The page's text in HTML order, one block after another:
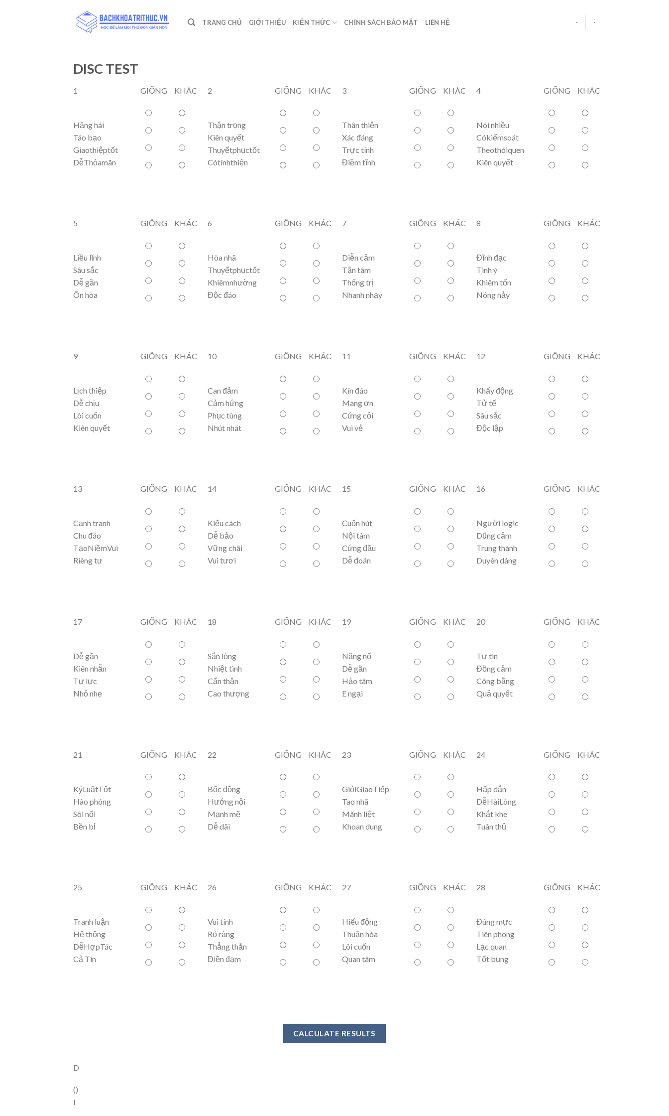
TRANG CHỦ GIỚI THIỆU KIẾN THỨC CHÍNH SÁCH BẢO MẬT LIÊN HỆ - -
DISC TEST
1
Hăng hái
Táo bạo
Giaothiệptốt
DễThỏamãn
GIỐNG KHÁC 2
Thận trọng
Kiên quyết
Thuyếtphụctốt
Cótínhthiện
GIỐNG KHÁC 3
Thân thiện
Xác đáng
Trực tính
Điềm tĩnh
GIỐNG KHÁC 4
Nói nhiều
Cókiểmsoát
Theothóiquen
Kiên quyết
GIỐNG KHÁC
5
Liều lĩnh
Sâu sắc
Dễ gần
Ôn hòa
GIỐNG KHÁC 6
Hòa nhã
Thuyếtphụctốt
Khiêmnhường
Độc đáo
GIỐNG KHÁC 7
Diễn cảm
Tận tâm
Thống trị
Nhanh nhạy
GIỐNG KHÁC 8
Đĩnh đạc
Tinh ý
Khiêm tốn
Nóng nảy
GIỐNG KHÁC
9
Lịch thiệp
Dễ chịu
Lôi cuốn
Kiên quyết
GIỐNG KHÁC 10
Can đảm
Cảm hứng
Phục tùng
Nhút nhát
GIỐNG KHÁC 11
Kín đáo
Mang ơn
Cứng cỏi
Vui vẻ
GIỐNG KHÁC 12
Khấy động
Tử tế
Sâu sắc
Độc lập
GIỐNG KHÁC
13
Cạnh tranh
Chu đáo
TạoNiềmVui
Riêng tư
GIỐNG KHÁC 14
Kiểu cách
Dễ bảo
Vững chãi
Vui tươi
GIỐNG KHÁC 15
Cuốn hút
Nội tâm
Cứng đầu
Dễ đoán
GIỐNG KHÁC 16
Người logic
Dũng cảm
Trung thành
Duyên dáng
GIỐNG KHÁC
17
Dễ gần
Kiên nhẫn
Tự lực
Nhỏ nhẹ
GIỐNG KHÁC 18
Sẳn lòng
Nhiệt tình
Cẩn thận
Cao thượng
GIỐNG KHÁC 19
Năng nổ
Dễ gần
Hảo tâm
E ngại
GIỐNG KHÁC 20
Tự tin
Đồng cảm
Công bằng
Quả quyết
GIỐNG KHÁC
21
KỷLuậtTốt
Hào phóng
Sôi nổi
Bền bỉ
GIỐNG KHÁC 22
Bốc đồng
Hướng nội
Mạnh mẽ
Dễ dãi
GIỐNG KHÁC 23
GiỏiGiaoTiếp
Tao nhã
Mãnh liệt
Khoan dung
GIỐNG KHÁC 24
Hấp dẫn
DễHàiLòng
Khắt khe
Tuân thủ
GIỐNG KHÁC
25
Tranh luận
Hệ thống
DễHợpTác
Cả Tin
GIỐNG KHÁC 26
Vui tính
Rỏ ràng
Thẳng thắn
Điền đạm
GIỐNG KHÁC 27
Hiếu động
Thuận hòa
Lôi cuốn
Quan tâm
GIỐNG KHÁC 28
Đúng mực
Tiên phong
Lạc quan
Tốt bụng
GIỐNG KHÁC
CALCULATE RESULTS
D
()
I